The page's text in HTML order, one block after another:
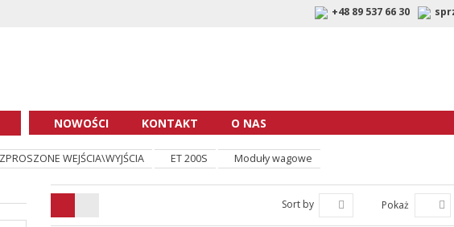
+48 89 537 66 30
NOWOŚCI KONTAKT O NAS
WEJŚCIA\WYJŚCIA ET 200S Moduły wagowe
Sort by Pokaż